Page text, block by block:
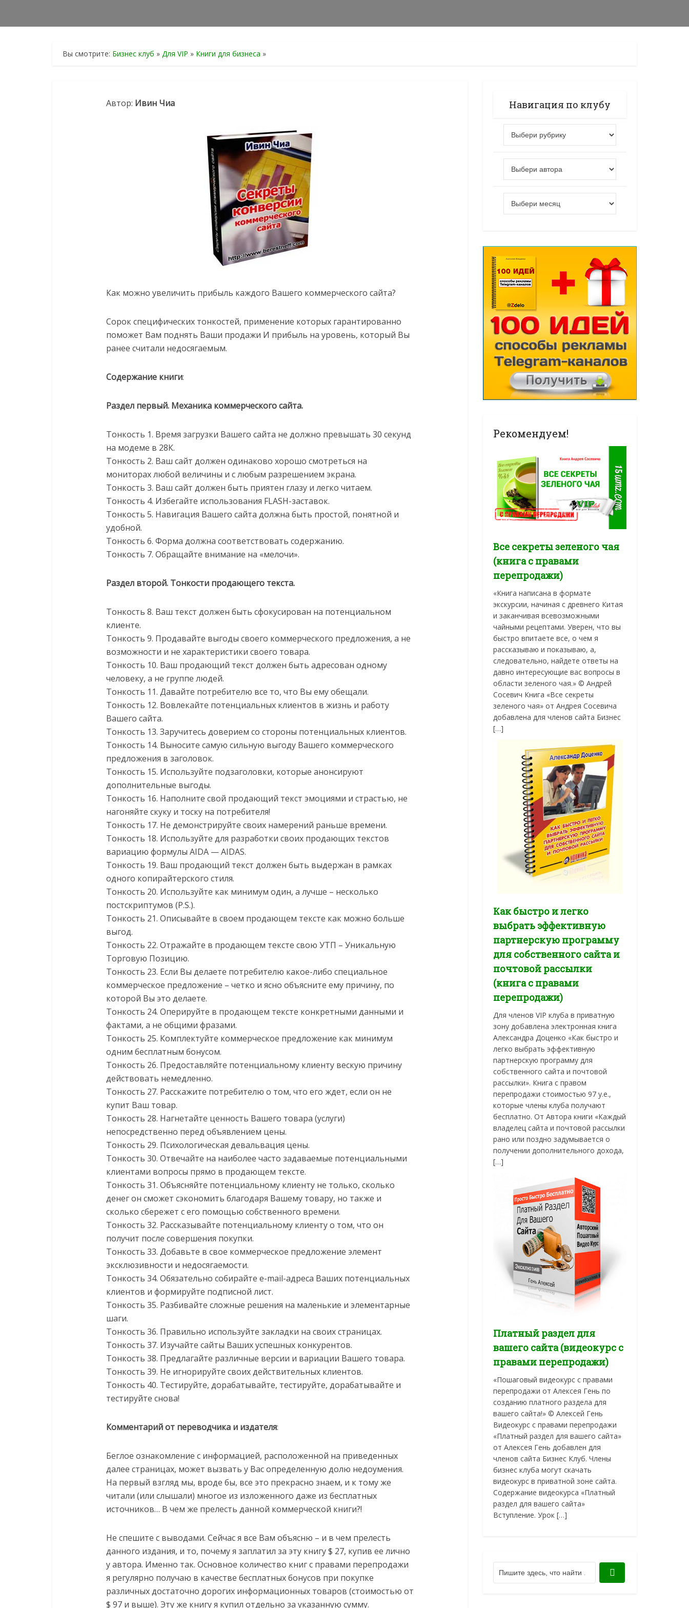
Вы смотрите: Бизнес клуб » Для VIP » Книги для бизнеса »
Автор: Ивин Чиа
Как можно увеличить прибыль каждого Вашего коммерческого сайта?
Сорок специфических тонкостей, применение которых гарантированно
поможет Вам поднять Ваши продажи И прибыль на уровень, который Вы
ранее считали недосягаемым.
Содержание книги:
Раздел первый. Механика коммерческого сайта.
Тонкость 1. Время загрузки Вашего сайта не должно превышать 30 секунд
на модеме в 28К.
Тонкость 2. Ваш сайт должен одинаково хорошо смотреться на
мониторах любой величины и с любым разрешением экрана.
Тонкость 3. Ваш сайт должен быть приятен глазу и легко читаем.
Тонкость 4. Избегайте использования FLASH-заставок.
Тонкость 5. Навигация Вашего сайта должна быть простой, понятной и
удобной.
Тонкость 6. Форма должна соответствовать содержанию.
Тонкость 7. Обращайте внимание на «мелочи».
Раздел второй. Тонкости продающего текста.
Тонкость 8. Ваш текст должен быть сфокусирован на потенциальном
клиенте.
Тонкость 9. Продавайте выгоды своего коммерческого предложения, а не
возможности и не характеристики своего товара.
Тонкость 10. Ваш продающий текст должен быть адресован одному
человеку, а не группе людей.
Тонкость 11. Давайте потребителю все то, что Вы ему обещали.
Тонкость 12. Вовлекайте потенциальных клиентов в жизнь и работу
Вашего сайта.
Тонкость 13. Заручитесь доверием со стороны потенциальных клиентов.
Тонкость 14. Выносите самую сильную выгоду Вашего коммерческого
предложения в заголовок.
Тонкость 15. Используйте подзаголовки, которые анонсируют
дополнительные выгоды.
Тонкость 16. Наполните свой продающий текст эмоциями и страстью, не
нагоняйте скуку и тоску на потребителя!
Тонкость 17. Не демонстрируйте своих намерений раньше времени.
Тонкость 18. Используйте для разработки своих продающих текстов
вариацию формулы AIDA — AIDAS.
Тонкость 19. Ваш продающий текст должен быть выдержан в рамках
одного копирайтерского стиля.
Тонкость 20. Используйте как минимум один, а лучше – несколько
постскриптумов (P.S.).
Тонкость 21. Описывайте в своем продающем тексте как можно больше
выгод.
Тонкость 22. Отражайте в продающем тексте свою УТП – Уникальную
Торговую Позицию.
Тонкость 23. Если Вы делаете потребителю какое-либо специальное
коммерческое предложение – четко и ясно объясните ему причину, по
которой Вы это делаете.
Тонкость 24. Оперируйте в продающем тексте конкретными данными и
фактами, а не общими фразами.
Тонкость 25. Комплектуйте коммерческое предложение как минимум
одним бесплатным бонусом.
Тонкость 26. Предоставляйте потенциальному клиенту вескую причину
действовать немедленно.
Тонкость 27. Расскажите потребителю о том, что его ждет, если он не
купит Ваш товар.
Тонкость 28. Нагнетайте ценность Вашего товара (услуги)
непосредственно перед объявлением цены.
Тонкость 29. Психологическая девальвация цены.
Тонкость 30. Отвечайте на наиболее часто задаваемые потенциальными
клиентами вопросы прямо в продающем тексте.
Тонкость 31. Объясняйте потенциальному клиенту не только, сколько
денег он сможет сэкономить благодаря Вашему товару, но также и
сколько сбережет с его помощью собственного времени.
Тонкость 32. Рассказывайте потенциальному клиенту о том, что он
получит после совершения покупки.
Тонкость 33. Добавьте в свое коммерческое предложение элемент
эксклюзивности и недосягаемости.
Тонкость 34. Обязательно собирайте e-mail-адреса Ваших потенциальных
клиентов и формируйте подписной лист.
Тонкость 35. Разбивайте сложные решения на маленькие и элементарные
шаги.
Тонкость 36. Правильно используйте закладки на своих страницах.
Тонкость 37. Изучайте сайты Ваших успешных конкурентов.
Тонкость 38. Предлагайте различные версии и вариации Вашего товара.
Тонкость 39. Не игнорируйте своих действительных клиентов.
Тонкость 40. Тестируйте, дорабатывайте, тестируйте, дорабатывайте и
тестируйте снова!
Комментарий от переводчика и издателя:
Беглое ознакомление с информацией, расположенной на приведенных
далее страницах, может вызвать у Вас определенную долю недоумения.
На первый взгляд мы, вроде бы, все это прекрасно знаем, и к тому же
читали (или слышали) многое из изложенного даже из бесплатных
источников… В чем же прелесть данной коммерческой книги?!
Не спешите с выводами. Сейчас я все Вам объясню – и в чем прелесть
данного издания, и то, почему я заплатил за эту книгу $ 27, купив ее лично
у автора. Именно так. Основное количество книг с правами перепродажи
я регулярно получаю в качестве бесплатных бонусов при покупке
различных достаточно дорогих информационных товаров (стоимостью от
$ 97 и выше). Эту же книгу я купил отдельно за указанную сумму.
Навигация по клубу
Рекомендуем!
Все секреты зеленого чая
(книга с правами
перепродажи)
«Книга написана в формате
экскурсии, начиная с древнего Китая
и заканчивая всевозможными
чайными рецептами. Уверен, что вы
быстро впитаете все, о чем я
рассказываю и показываю, а,
следовательно, найдете ответы на
давно интересующие вас вопросы в
области зеленого чая.» © Андрей
Сосевич Книга «Все секреты
зеленого чая» от Андрея Сосевича
добавлена для членов сайта Бизнес
[…]
Как быстро и легко
выбрать эффективную
партнерскую программу
для собственного сайта и
почтовой рассылки
(книга с правами
перепродажи)
Для членов VIP клуба в приватную
зону добавлена электронная книга
Александра Доценко «Как быстро и
легко выбрать эффективную
партнерскую программу для
собственного сайта и почтовой
рассылки». Книга с правом
перепродажи стоимостью 97 у.е.,
которые члены клуба получают
бесплатно. От Автора книги «Каждый
владелец сайта и почтовой рассылки
рано или поздно задумывается о
получении дополнительного дохода,
[…]
Платный раздел для
вашего сайта (видеокурс с
правами перепродажи)
«Пошаговый видеокурс с правами
перепродажи от Алексея Гень по
созданию платного раздела для
вашего сайта!» © Алексей Гень
Видеокурс с правами перепродажи
«Платный раздел для вашего сайта»
от Алексея Гень добавлен для
членов сайта Бизнес Клуб. Члены
бизнес клуба могут скачать
видеокурс в приватной зоне сайта.
Содержание видеокурса «Платный
раздел для вашего сайта»
Вступление. Урок […]